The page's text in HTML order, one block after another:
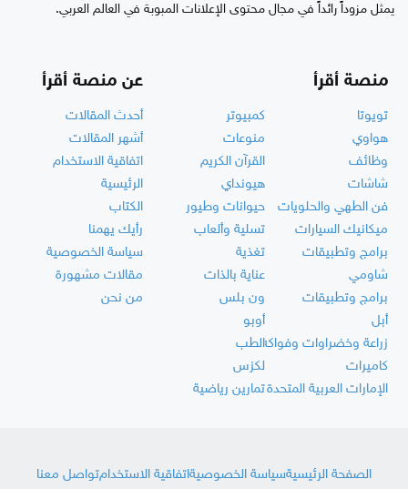
يمثل مزوداً رائداً في مجال محتوى الإعلانات المبوبة في العالم العربي.
منصة أقرأ
تويوتا
كمبيوتر
هواوي
منوعات
وظائف
القرآن الكريم
شاشات
هيونداي
فن الطهي والحلويات
حيوانات وطيور
ميكانيك السيارات
تسلية وألعاب
برامج وتطبيقات
تغذية
شاومي
عناية بالذات
برامج وتطبيقات
ون بلس
أبل
أوبو
زراعة وخضراوات وفواكهالطب
كاميرات
لكزس
الإمارات العربية المتحدةتمارين رياضية
عن منصة أقرأ
أحدث المقالات
أشهر المقالات
اتفاقية الاستخدام
الرئيسية
الكتاب
رأيك يهمنا
سياسة الخصوصية
مقالات مشهورة
من نحن
الصفحة الرئيسيةسياسة الخصوصيةاتفاقية الاستخدامتواصل معنا